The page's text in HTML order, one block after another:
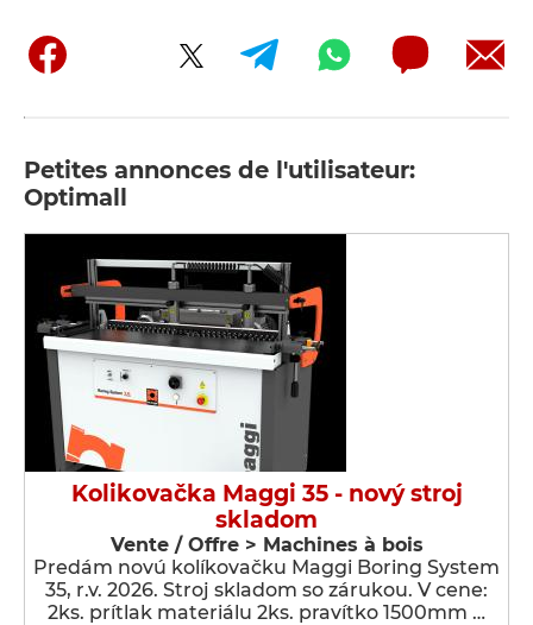
Petites annonces de l'utilisateur:
Optimall
Kolikovačka Maggi 35 - nový stroj
skladom
Vente / Offre > Machines à bois
Predám novú kolíkovačku Maggi Boring System
35, r.v. 2026. Stroj skladom so zárukou. V cene:
2ks. prítlak materiálu 2ks. pravítko 1500mm …